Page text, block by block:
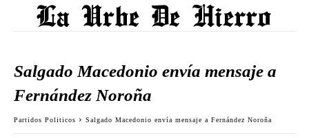
Salgado Macedonio envía mensaje a
Fernández Noroña
Partidos Politicos Salgado Macedonio envía mensaje a Fernández Noroña